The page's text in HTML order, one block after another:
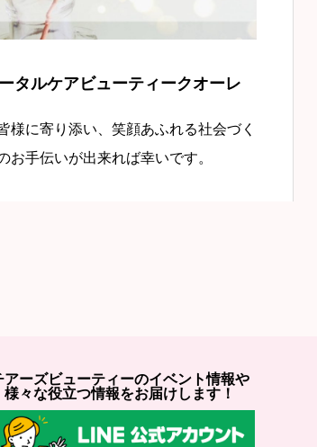
ータルケアビューティークオーレ
様に寄り添い、笑顔あふれる社会づく
お手伝いが出来れば幸いです。
アーズビューティーのイベント情報や
様々な役立つ情報をお届けします！